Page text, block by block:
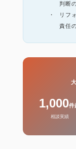
判断
リフ
責任
1,000件
相談実績